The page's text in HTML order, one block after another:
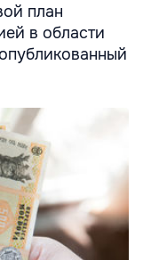
план
в области